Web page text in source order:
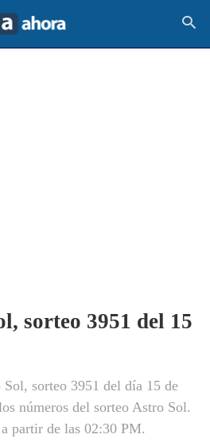
sorteo 3951 del 15
Sol, sorteo 3951 del día 15 de
números del sorteo Astro Sol.
partir de las 02:30 PM.